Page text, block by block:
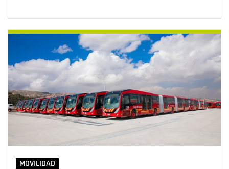
MOVILIDAD